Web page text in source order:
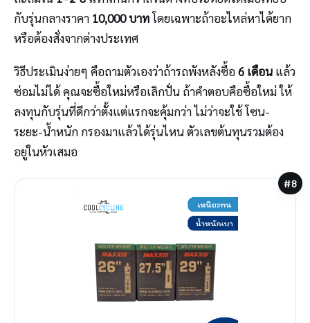
กับรุ่นกลางราคา 10,000 บาทโดยเฉพาะถ้าอะไหล่หาได้ยาก
หรือต้องสั่งจากต่างประเทศ
วิธีประเมินง่ายๆ คือถามตัวเองว่าถ้ารถพังหลังซื้อ6 เดือน แล้ว
ซ่อมไม่ได้ คุณจะซื้อใหม่หรือเลิกปั่น ถ้าคำตอบคือซื้อใหม่ ให้
ลงทุนกับรุ่นที่ดีกว่าตั้งแต่แรกจะคุ้มกว่า ไม่ว่าจะใช้ โซน-
ระยะ-น้ำหนัก กรองมาแล้วได้รุ่นไหน ตัวเลขต้นทุนรวมต้อง
อยู่ในหัวเสมอ
#8